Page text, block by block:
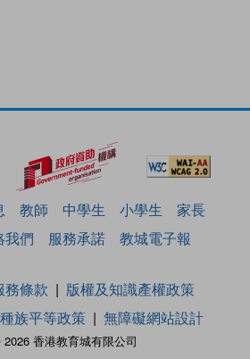
教師 中學生 小學生
家長
我們 服務承諾 教城電子報
香港教育城有限公司
務條款
版權及知識產權政策
族平等政策 無障礙網站設計